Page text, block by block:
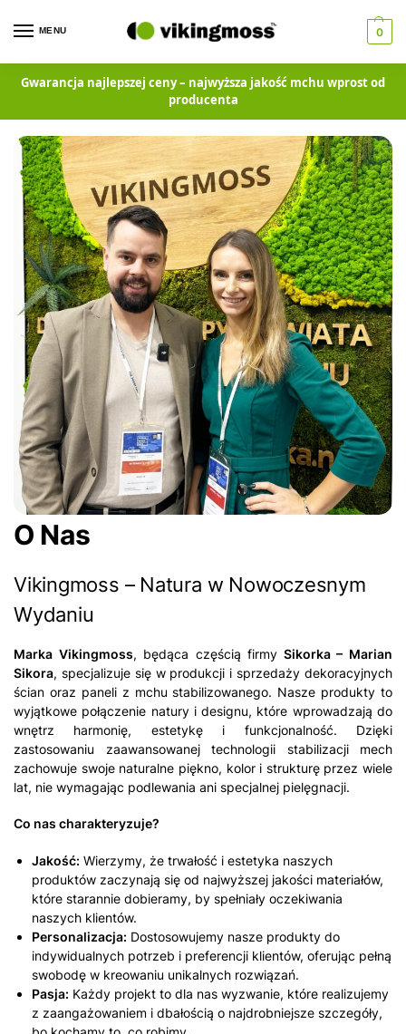
MENU 0
Gwarancja najlepszej ceny – najwyższa jakość mchu wprost od
producenta
O Nas
Vikingmoss – Natura w Nowoczesnym
Wydaniu
Marka Vikingmoss, będąca częścią firmy Sikorka – Marian
Sikora, specjalizuje się w produkcji i sprzedaży dekoracyjnych
ścian oraz paneli z mchu stabilizowanego. Nasze produkty to
wyjątkowe połączenie natury i designu, które wprowadzają do
wnętrz harmonię, estetykę i funkcjonalność. Dzięki
zastosowaniu zaawansowanej technologii stabilizacji mech
zachowuje swoje naturalne piękno, kolor i strukturę przez wiele
lat, nie wymagając podlewania ani specjalnej pielęgnacji.
Co nas charakteryzuje?
Jakość: Wierzymy, że trwałość i estetyka naszych
produktów zaczynają się od najwyższej jakości materiałów,
które starannie dobieramy, by spełniały oczekiwania
naszych klientów.
Personalizacja: Dostosowujemy nasze produkty do
indywidualnych potrzeb i preferencji klientów, oferując pełną
swobodę w kreowaniu unikalnych rozwiązań.
Pasja: Każdy projekt to dla nas wyzwanie, które realizujemy
z zaangażowaniem i dbałością o najdrobniejsze szczegóły,